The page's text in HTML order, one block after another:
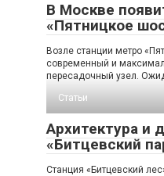
В Москве
«Пятницкое
Возле станции метро
современный и
пересадочный узел.
Статьи
Архитектура и
«Битцевский
Станция «Битцевский